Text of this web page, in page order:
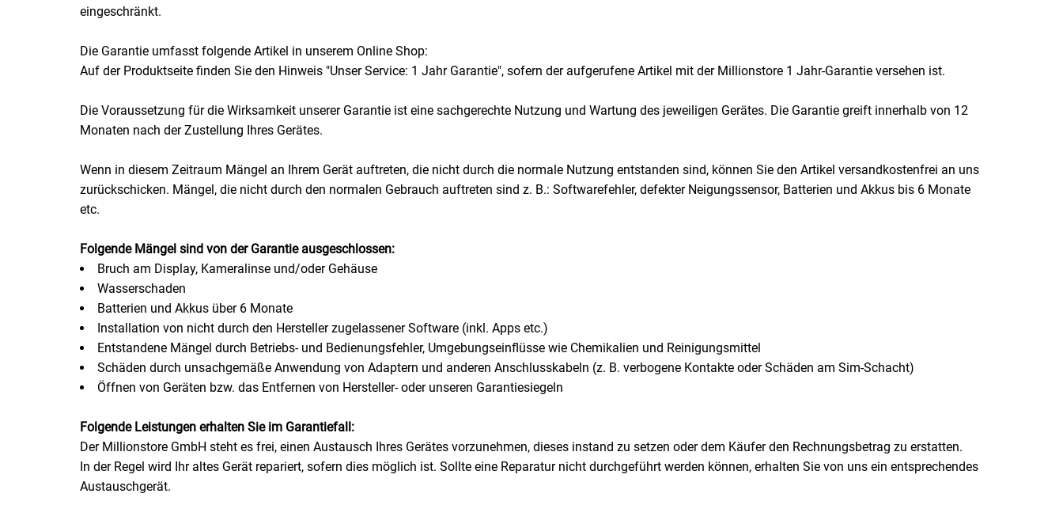
Reis / Hülsenfrüchte
Schreibwaren / Büroartikel / Kleber
Sekt / Champagner / Frizzante
Speck / Rohschinken
Spezialreiniger
eingeschränkt.
Die Garantie umfasst folgende Artikel in unserem Online Shop:
Auf der Produktseite finden Sie den Hinweis "Unser Service: 1 Jahr Garantie", sofern der aufgerufene Artikel mit der Millionstore 1 Jahr-Garantie versehen ist.
Die Voraussetzung für die Wirksamkeit unserer Garantie ist eine sachgerechte Nutzung und Wartung des jeweiligen Gerätes. Die Garantie greift innerhalb von 12
Monaten nach der Zustellung Ihres Gerätes.
Wenn in diesem Zeitraum Mängel an Ihrem Gerät auftreten, die nicht durch die normale Nutzung entstanden sind, können Sie den Artikel versandkostenfrei an uns
zurückschicken. Mängel, die nicht durch den normalen Gebrauch auftreten sind z. B.: Softwarefehler, defekter Neigungssensor, Batterien und Akkus bis 6 Monate
etc.
Folgende Mängel sind von der Garantie ausgeschlossen:
Bruch am Display, Kameralinse und/oder Gehäuse
Wasserschaden
Batterien und Akkus über 6 Monate
Installation von nicht durch den Hersteller zugelassener Software (inkl. Apps etc.)
Entstandene Mängel durch Betriebs- und Bedienungsfehler, Umgebungseinflüsse wie Chemikalien und Reinigungsmittel
Schäden durch unsachgemäße Anwendung von Adaptern und anderen Anschlusskabeln (z. B. verbogene Kontakte oder Schäden am Sim-Schacht)
Öffnen von Geräten bzw. das Entfernen von Hersteller- oder unseren Garantiesiegeln
Folgende Leistungen erhalten Sie im Garantiefall:
Der Millionstore GmbH steht es frei, einen Austausch Ihres Gerätes vorzunehmen, dieses instand zu setzen oder dem Käufer den Rechnungsbetrag zu erstatten.
In der Regel wird Ihr altes Gerät repariert, sofern dies möglich ist. Sollte eine Reparatur nicht durchgeführt werden können, erhalten Sie von uns ein entsprechendes
Austauschgerät.